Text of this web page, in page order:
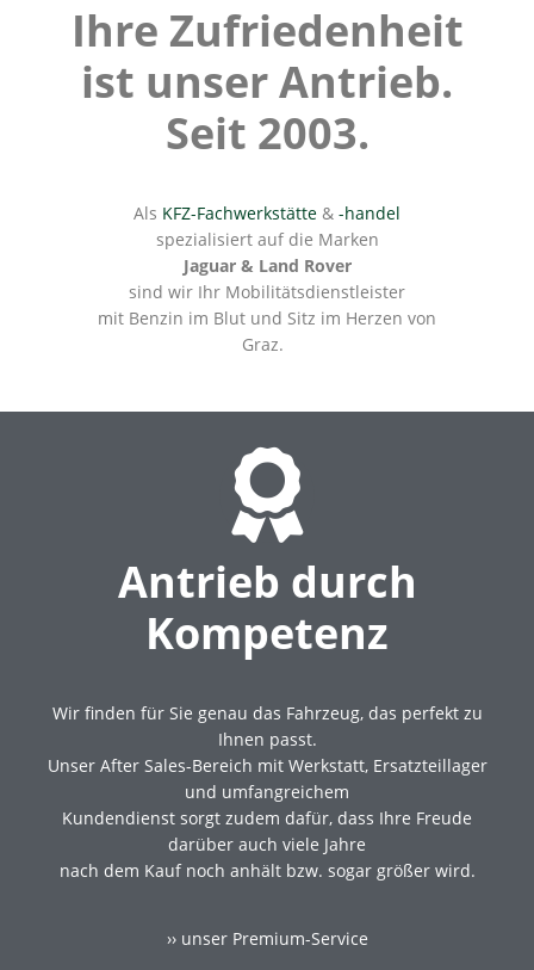
Ihre Zufriedenheit
ist unser Antrieb.
Seit 2003.
Als KFZ-Fachwerkstätte & -handel
spezialisiert auf die Marken
Jaguar & Land Rover
sind wir Ihr Mobilitätsdienstleister
mit Benzin im Blut und Sitz im Herzen von
Graz.
Antrieb durch
Kompetenz
Wir finden für Sie genau das Fahrzeug, das perfekt zu
Ihnen passt.
Unser After Sales-Bereich mit Werkstatt, Ersatzteillager
und umfangreichem
Kundendienst sorgt zudem dafür, dass Ihre Freude
darüber auch viele Jahre
nach dem Kauf noch anhält bzw. sogar größer wird.
›› unser Premium-Service